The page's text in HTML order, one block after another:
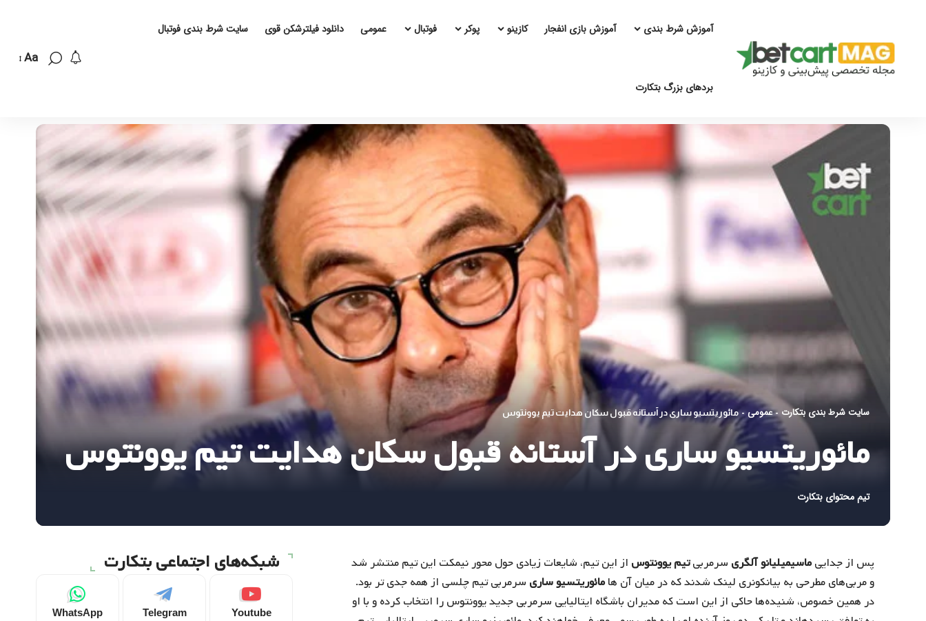
آموزش شرط بندی آموزش بازی انفجار کازینو پوکر فوتبال عمومی دانلود فیلترشکن قوی سایت شرط بندی فوتبال
بردهای بزرگ بتکارت
Aa
سایت شرط بندی بتکارت - عمومی - مائوریتسیو ساری در آستانه قبول سکان هدایت تیم یوونتوس
مائوریتسیو ساری در آستانه قبول سکان هدایت تیم یوونتوس
تیم محتوای بتکارت
پس از جداییماسیمیلیانو آلگری سرمربیتیم یوونتوس از این تیم، شایعات زیادی حول محور نیمکت این تیم منتشر شد
و مربی‌های مطرحی به بیانکونری لینک شدند که در میان آن هامائوریتسیو ساری سرمربی تیم چلسی از همه جدی تر بود.
در همین خصوص، شنیده‌ها حاکی از این است که مدیران باشگاه ایتالیایی سرمربی جدید یوونتوس را انتخاب کرده و با او
شبکه‌های اجتماعی بتکارت
Youtube
Telegram
WhatsApp